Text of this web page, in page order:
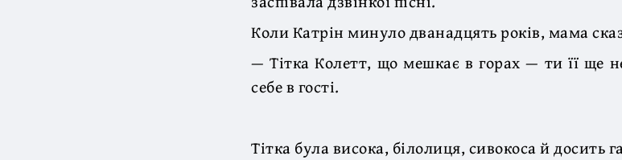
Коли Катрін минуло дванадцять років, мама
— Тітка Колетт, що мешкає в горах — ти її ще
себе в гості.
Тітка була висока, білолиця, сивокоса й досить